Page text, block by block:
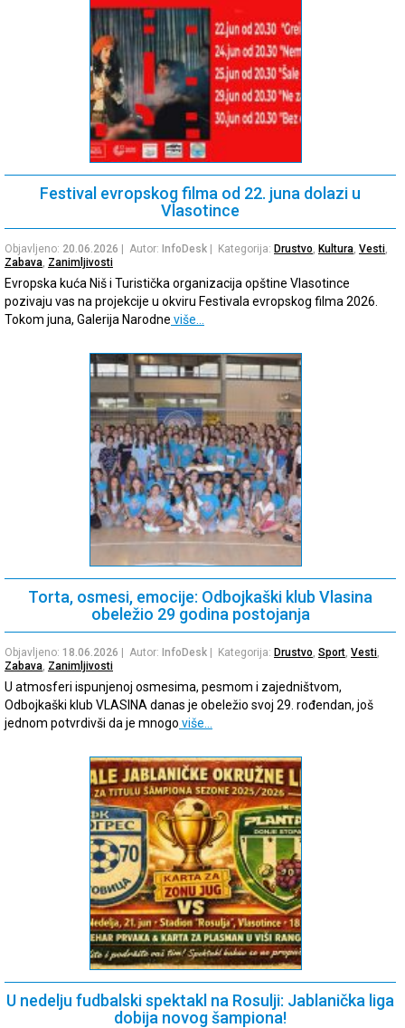
Festival evropskog filma od 22. juna dolazi u
Vlasotince
Objavljeno: 20.06.2026 | Autor: InfoDesk | Kategorija: Drustvo, Kultura, Vesti,
Zabava, Zanimljivosti
Evropska kuća Niš i Turistička organizacija opštine Vlasotince
pozivaju vas na projekcije u okviru Festivala evropskog filma 2026.
Tokom juna, Galerija Narodne više…
Torta, osmesi, emocije: Odbojkaški klub Vlasina
obeležio 29 godina postojanja
Objavljeno: 18.06.2026 | Autor: InfoDesk | Kategorija: Drustvo, Sport, Vesti,
Zabava, Zanimljivosti
U atmosferi ispunjenoj osmesima, pesmom i zajedništvom,
Odbojkaški klub VLASINA danas je obeležio svoj 29. rođendan, još
jednom potvrdivši da je mnogo više…
U nedelju fudbalski spektakl na Rosulji: Jablanička liga
dobija novog šampiona!